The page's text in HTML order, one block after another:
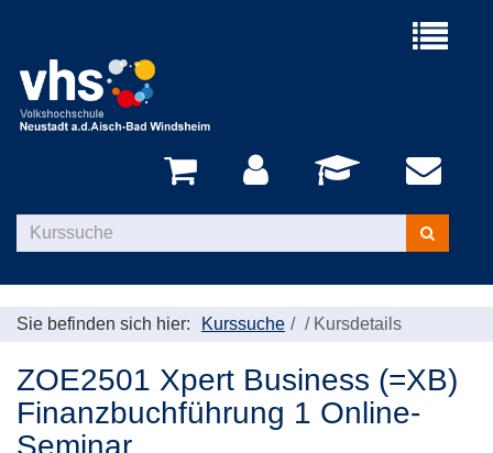
Menü
Kurse
suchen
Sie befinden sich hier: Kurssuche / Kursdetails
ZOE2501 Xpert Business (=XB)
Finanzbuchführung 1 Online-
Seminar